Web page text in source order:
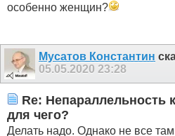
особенно женщин?
Мусатов Константин
05.05.2020 23:28
Re: Непараллельность
для чего?
Делать надо. Однако не все